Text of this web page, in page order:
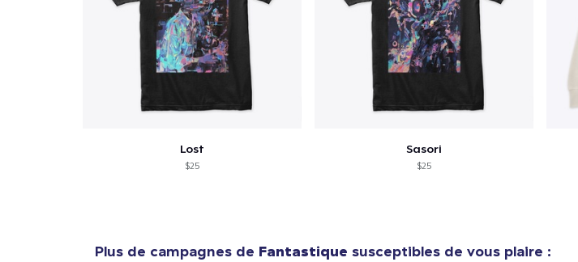
Lost
$25
Sasori
$25
Plus de campagnes de Fantastique susceptibles de vous plaire :